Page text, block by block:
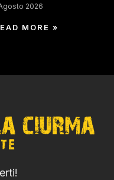
2026
MORE »